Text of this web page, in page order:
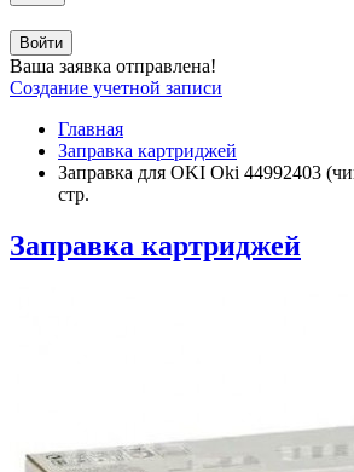
Войти
Ваша заявка отправлена!
Создание учетной записи
Главная
Заправка картриджей
Заправка для OKI Oki 44992403
стр.
Заправка картриджей